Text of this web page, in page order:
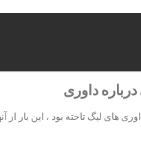
داوری
های لیگ تاخته بود ، این بار از